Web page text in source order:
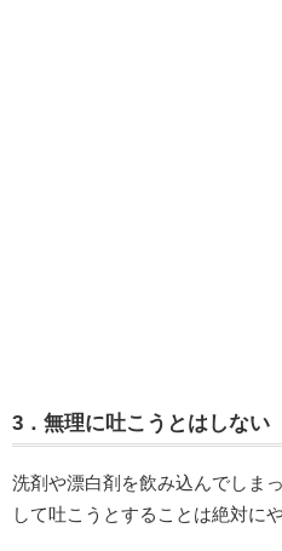
3．無理に吐こうとはしない
洗剤や漂白剤を飲み込んでしま
して吐こうとすることは絶対に